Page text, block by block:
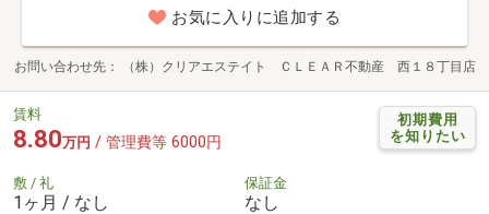
お気に入りに追加する
お問い合わせ先 （株）クリアエステイト ＣＬＥＡＲ不動産 西１８丁目店
初期費用
を知りたい
賃料
8.80万円 / 管理費等 6000円
敷 / 礼
1ヶ月 / なし
保証金
なし